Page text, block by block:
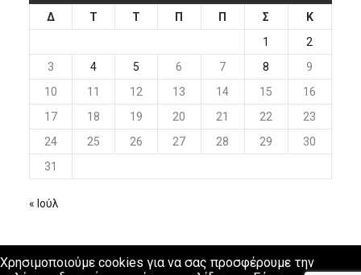
Δ
Τ Τ Π Π Σ
Κ
1
2
3
4 5 6 7 8
9
10
11 12 13 14 15
16
17
18 19 20 21 22
23
24
25 26 27 28 29
30
31
« Ιούλ
Χρησιμοποιούμε cookies για να σας προσφέρουμε την